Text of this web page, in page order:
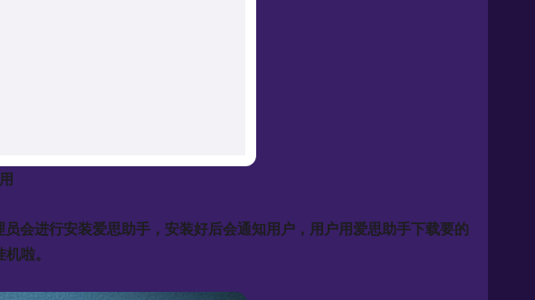
会进行安装爱思助手，安装好后会通知用户，用户用爱思助手下载要的
啦。